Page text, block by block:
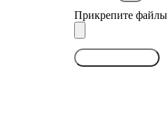
Прикрепите файлы